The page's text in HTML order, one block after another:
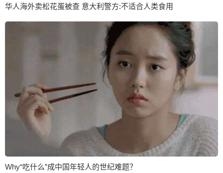
华人海外卖松花蛋被查 意大利警方:不适合人类食用
Why“吃什么”成中国年轻人的世纪难题？